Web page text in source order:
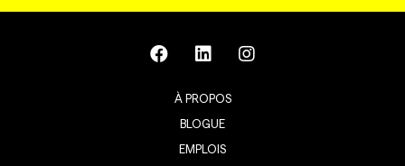
À PROPOS
BLOGUE
EMPLOIS